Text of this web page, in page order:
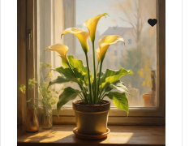
Хризантемы саженцы
Зелень и пряные травы